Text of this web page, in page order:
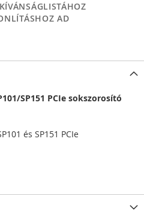
AD
SP151 PCIe sokszorosító
és SP151 PCIe